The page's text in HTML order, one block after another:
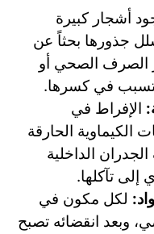
أشجار كبيرة
جذورها بحثاً عن
الصرف الصحي أو
في كسرها.
الإفراط في
الكيماوية الحارقة
الداخلية
إلى تآكلها.
لكل مكون في
وبعد انقضائه تصبح